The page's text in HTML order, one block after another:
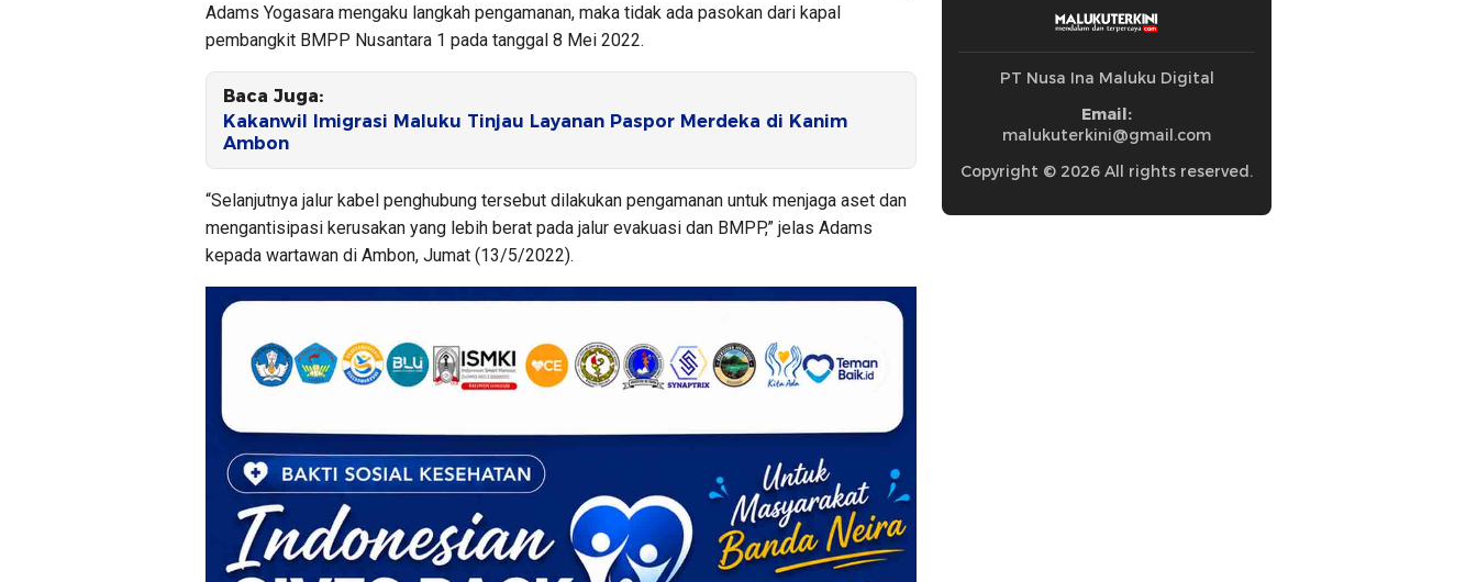
Adams Yogasara mengaku langkah pengamanan, maka tidak ada pasokan dari kapal
pembangkit BMPP Nusantara 1 pada tanggal 8 Mei 2022.
Baca Juga:
Kakanwil Imigrasi Maluku Tinjau Layanan Paspor Merdeka di Kanim
Ambon
“Selanjutnya jalur kabel penghubung tersebut dilakukan pengamanan untuk menjaga aset dan
mengantisipasi kerusakan yang lebih berat pada jalur evakuasi dan BMPP,” jelas Adams
kepada wartawan di Ambon, Jumat (13/5/2022).
PT Nusa Ina Maluku Digital
Email:
malukuterkini@gmail.com
Copyright © 2026 All rights reserved.